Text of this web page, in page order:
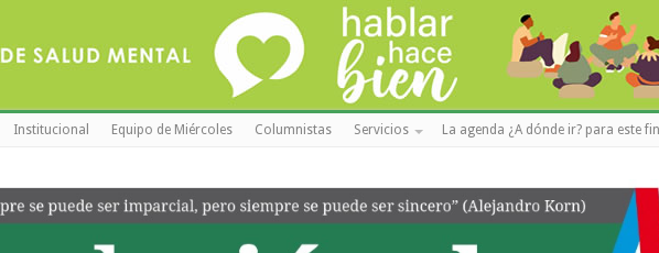
Institucional Equipo de Miércoles Columnistas Servicios La agenda ¿A dónde ir? para este